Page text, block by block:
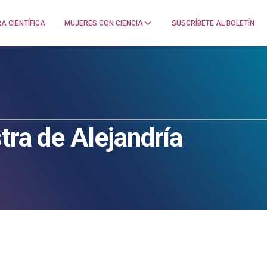
CIENTÍFICA MUJERES CON CIENCIA SUSCRÍBETE AL BOLETÍN
de Alejandría